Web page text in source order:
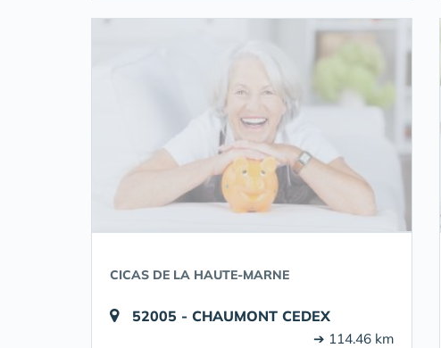
CICAS DE LA HAUTE-MARNE
52005 - CHAUMONT CEDEX
➔ 114.46 km